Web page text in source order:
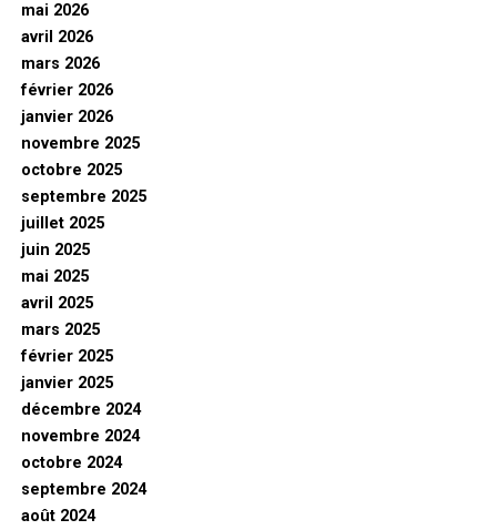
mai 2026
avril 2026
mars 2026
février 2026
janvier 2026
novembre 2025
octobre 2025
septembre 2025
juillet 2025
juin 2025
mai 2025
avril 2025
mars 2025
février 2025
janvier 2025
décembre 2024
novembre 2024
octobre 2024
septembre 2024
août 2024